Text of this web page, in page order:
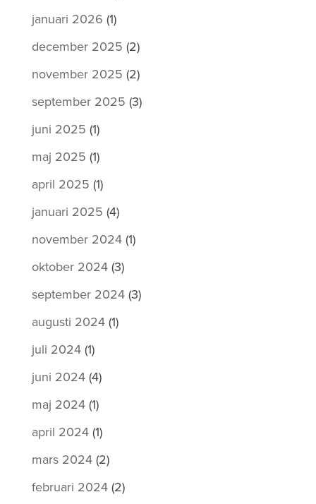
januari 2026 (1)
december 2025 (2)
november 2025 (2)
september 2025 (3)
juni 2025 (1)
maj 2025 (1)
april 2025 (1)
januari 2025 (4)
november 2024(1)
oktober 2024(3)
september 2024(3)
augusti 2024(1)
juli 2024(1)
juni 2024(4)
maj 2024(1)
april 2024(1)
mars 2024(2)
februari 2024(2)